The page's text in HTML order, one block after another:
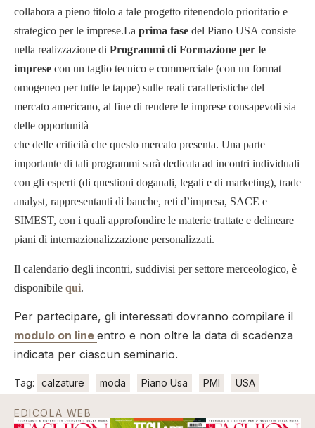
collabora a pieno titolo a tale progetto ritenendolo prioritario e
strategico per le imprese.La prima fase del Piano USA consiste
nella realizzazione di Programmi di Formazione per le
imprese con un taglio tecnico e commerciale (con un format
omogeneo per tutte le tappe) sulle reali caratteristiche del
mercato americano, al fine di rendere le imprese consapevoli sia
delle opportunità
che delle criticità che questo mercato presenta. Una parte
importante di tali programmi sarà dedicata ad incontri individuali
con gli esperti (di questioni doganali, legali e di marketing), trade
analyst, rappresentanti di banche, reti d’impresa, SACE e
SIMEST, con i quali approfondire le materie trattate e delineare
piani di internazionalizzazione personalizzati.
Il calendario degli incontri, suddivisi per settore merceologico, è
disponibile qui.
Per partecipare, gli interessati dovranno compilare il
modulo on line entro e non oltre la data di scadenza
indicata per ciascun seminario.
Tag: calzature moda Piano Usa PMI USA
EDICOLA WEB